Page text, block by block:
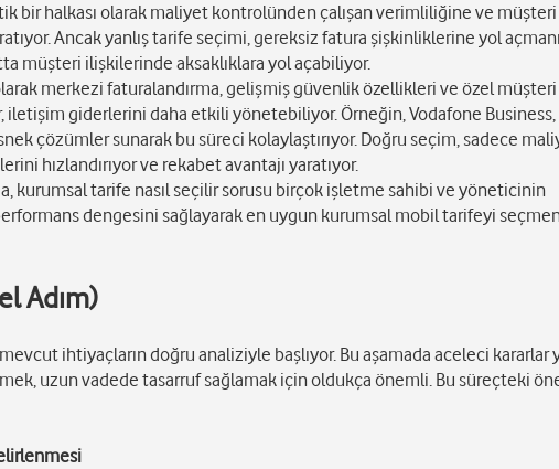
bir halkası olarak maliyet kontrolünden çalışan verimliliğine ve müşteri
Ancak yanlış tarife seçimi, gereksiz fatura şişkinliklerine yol
müşteri ilişkilerinde aksaklıklara yol açabiliyor.
merkezi faturalandırma, gelişmiş güvenlik özellikleri ve özel
iletişim giderlerini daha etkili yönetebiliyor. Örneğin, Vodafone Business,
çözümler sunarak bu süreci kolaylaştırıyor. Doğru seçim, sadece
hızlandırıyor ve rekabet avantajı yaratıyor.
kurumsal tarife nasıl seçilir sorusu birçok işletme sahibi ve yöneticinin
dengesini sağlayarak en uygun kurumsal mobil tarifeyi
Adım)
ihtiyaçların doğru analiziyle başlıyor. Bu aşamada aceleci kararlar
uzun vadede tasarruf sağlamak için oldukça önemli. Bu süreçteki